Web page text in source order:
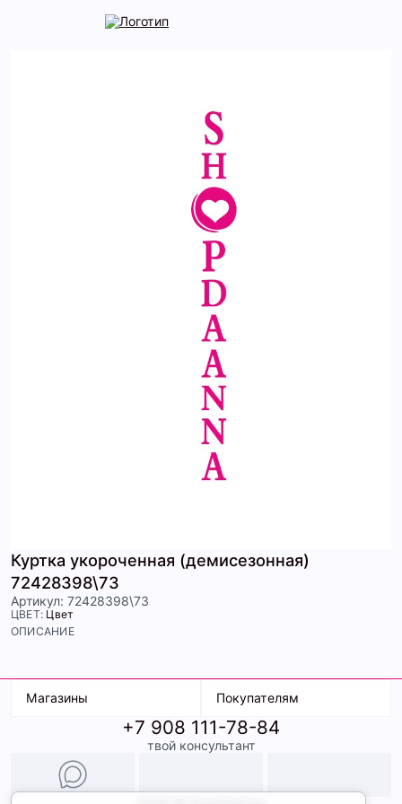
Куртка укороченная (демисезонная)
72428398\73
Артикул: 72428398\73
ЦВЕТ: Цвет
ОПИСАНИЕ
Магазины
ТК Терминал
ТРК Континент
Покупателям
Доставка
Условия оплаты
Образы
+7 908 111-78-84
твой консультант